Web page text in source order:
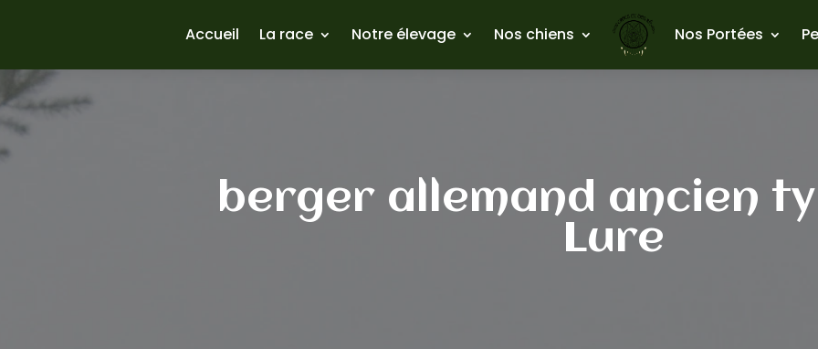
Accueil La race Notre élevage Nos chiens Nos Portées
berger allemand ancien
Lure